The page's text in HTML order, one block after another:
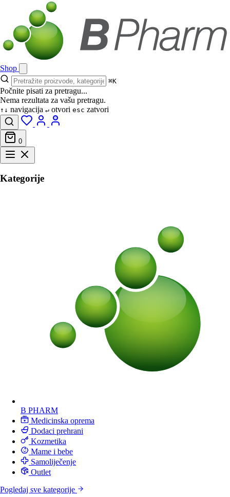
Shop
⌘K
Počnite pisati za pretragu...
Nema rezultata za vašu pretragu.
↑↓ navigacija ↵ otvori esc zatvori
0
Kategorije
B PHARM
Medicinska oprema
Dodaci prehrani
Kozmetika
Mame i bebe
Samoliječenje
Outlet
Pogledaj sve kategorije